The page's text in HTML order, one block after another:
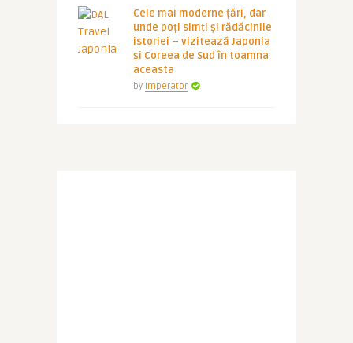
Cele mai moderne țări, dar
unde poți simți și rădăcinile
istoriei – vizitează Japonia
și Coreea de Sud în toamna
aceasta
by Imperator